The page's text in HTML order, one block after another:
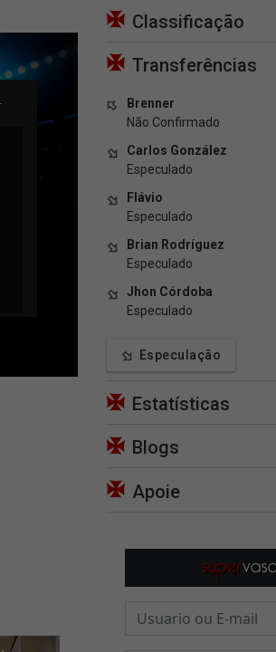
Classificação
Transferências
Brenner
Não Confirmado
Carlos González
Especulado
Flávio
Especulado
Brian Rodríguez
Especulado
Jhon Córdoba
Especulado
Especulação
Estatísticas
Blogs
Apoie